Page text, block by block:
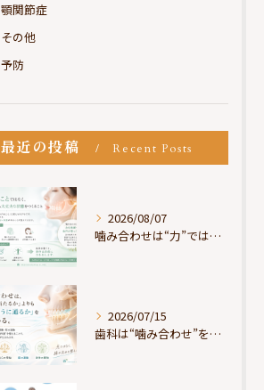
顎関節症
その他
予防
最近の投稿 Recent Posts
2026/08/07
噛み合わせは“力”ではなく“許可”である
2026/07/15
歯科は“噛み合わせ”を見ているが、身体は“通り道”を見ている